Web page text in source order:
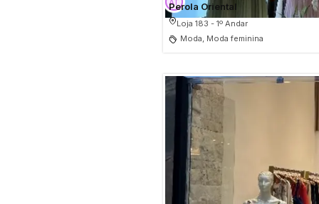
Perola Oriental
Loja 183 - 1º Andar
Moda, Moda feminina